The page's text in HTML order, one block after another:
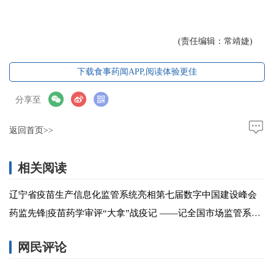
(责任编辑：常靖婕)
下载食事药闻APP,阅读体验更佳
分享至
返回首页>>
相关阅读
辽宁省疫苗生产信息化监管系统亮相第七届数字中国建设峰会
药监先锋|疫苗药学审评“大拿”战疫记 ——记全国市场监管系统抗击新冠肺炎疫情先进个人李敏
网民评论